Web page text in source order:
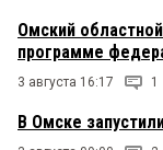
Омский
программе
3 августа 16:17 1
В Омске